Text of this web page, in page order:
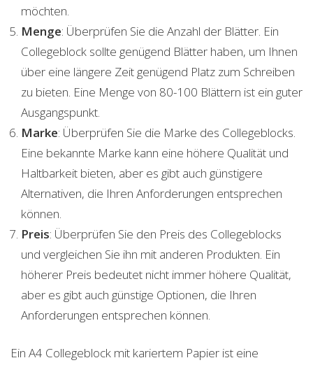
möchten.
Menge: Überprüfen Sie die Anzahl der Blätter. Ein
Collegeblock sollte genügend Blätter haben, um Ihnen
über eine längere Zeit genügend Platz zum Schreiben
zu bieten. Eine Menge von 80-100 Blättern ist ein guter
Ausgangspunkt.
Marke: Überprüfen Sie die Marke des Collegeblocks.
Eine bekannte Marke kann eine höhere Qualität und
Haltbarkeit bieten, aber es gibt auch günstigere
Alternativen, die Ihren Anforderungen entsprechen
können.
Preis: Überprüfen Sie den Preis des Collegeblocks
und vergleichen Sie ihn mit anderen Produkten. Ein
höherer Preis bedeutet nicht immer höhere Qualität,
aber es gibt auch günstige Optionen, die Ihren
Anforderungen entsprechen können.
Ein A4 Collegeblock mit kariertem Papier ist eine